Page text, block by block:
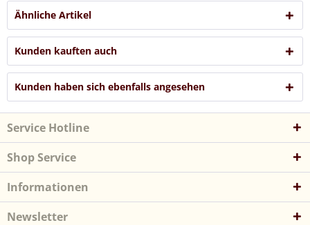
Ähnliche Artikel
Kunden kauften auch
Kunden haben sich ebenfalls angesehen
Service Hotline
Shop Service
Informationen
Newsletter